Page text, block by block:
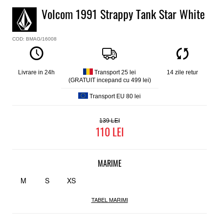
Maieu fete Volcom
Model
1991 Strappy Tank
Culoare
Material
Bumbac 240 g
Volcom 1991 Strappy Tank Star White
COD: BMAG/16008
Livrare in 24h
Transport 25 lei
(GRATUIT incepand cu 499 lei)
Transport EU 80 lei
14 zile retur
139
110
MARIME
M S XS
TABEL MARIMI